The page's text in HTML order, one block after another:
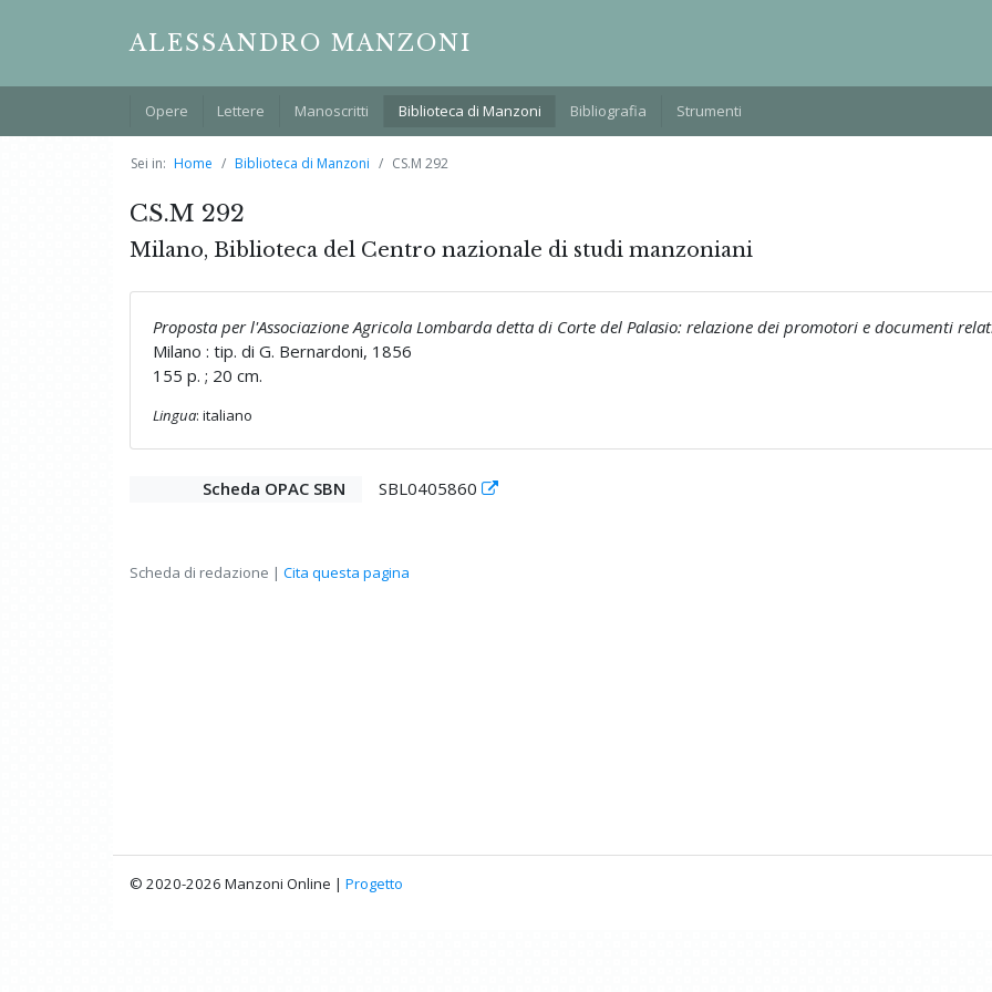
ALESSANDRO MANZONI
Opere Lettere Manoscritti Biblioteca di Manzoni Bibliografia Strumenti
Sei in: Home Biblioteca di Manzoni CS.M 292
CS.M 292
Milano, Biblioteca del Centro nazionale di studi manzoniani
Proposta per l'Associazione Agricola Lombarda detta di Corte del Palasio: relazione dei promotori e documenti
Milano : tip. di G. Bernardoni, 1856
155 p. ; 20 cm.
Lingua: italiano
Scheda OPAC SBN SBL0405860
Scheda di redazione | Cita questa pagina
© 2020-2026 Manzoni Online | Progetto